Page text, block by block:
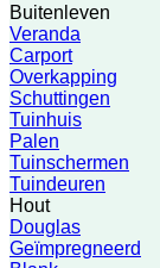
Buitenleven
Veranda
Carport
Overkapping
Schuttingen
Tuinhuis
Palen
Tuinschermen
Tuindeuren
Hout
Douglas
Geïmpregneerd